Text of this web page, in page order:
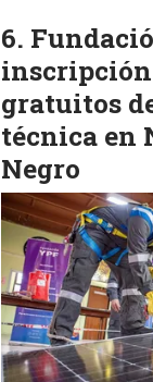
inscripción
gratuitos
técnica en
Negro